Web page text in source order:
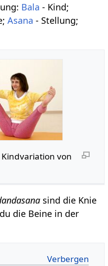
Bala - Kind;
Asana - Stellung;
von
sind die Knie
die Beine in der